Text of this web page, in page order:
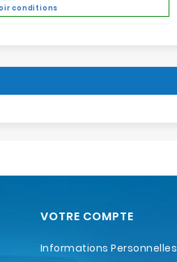
conditions
VOTRE COMPTE
Informations Personnelles